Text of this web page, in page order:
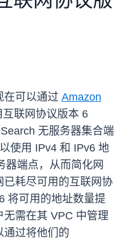
在可以通过 Amazon
互联网协议版本 6
无服务器集合端
使用 IPv4 和 IPv6 地
器端点，从而简化网
耗尽可用的互联网协
将可用的地址数量提
需在其 VPC 中管理
通过将他们的